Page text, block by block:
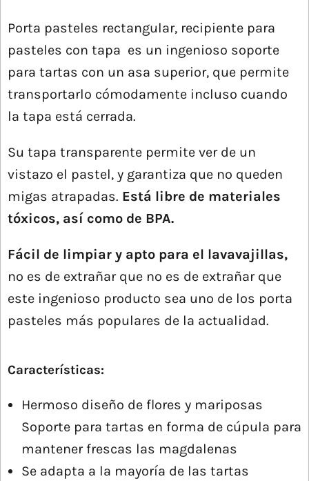
Porta pasteles rectangular, recipiente para
pasteles con tapa es un ingenioso soporte
para tartas con un asa superior, que permite
transportarlo cómodamente incluso cuando
la tapa está cerrada.
Su tapa transparente permite ver de un
vistazo el pastel, y garantiza que no queden
migas atrapadas. Está libre de materiales
tóxicos, así como de BPA.
Fácil de limpiar y apto para el lavavajillas,
no es de extrañar que no es de extrañar que
este ingenioso producto sea uno de los porta
pasteles más populares de la actualidad.
Características:
Hermoso diseño de flores y mariposas
Soporte para tartas en forma de cúpula para
mantener frescas las magdalenas
Se adapta a la mayoría de las tartas